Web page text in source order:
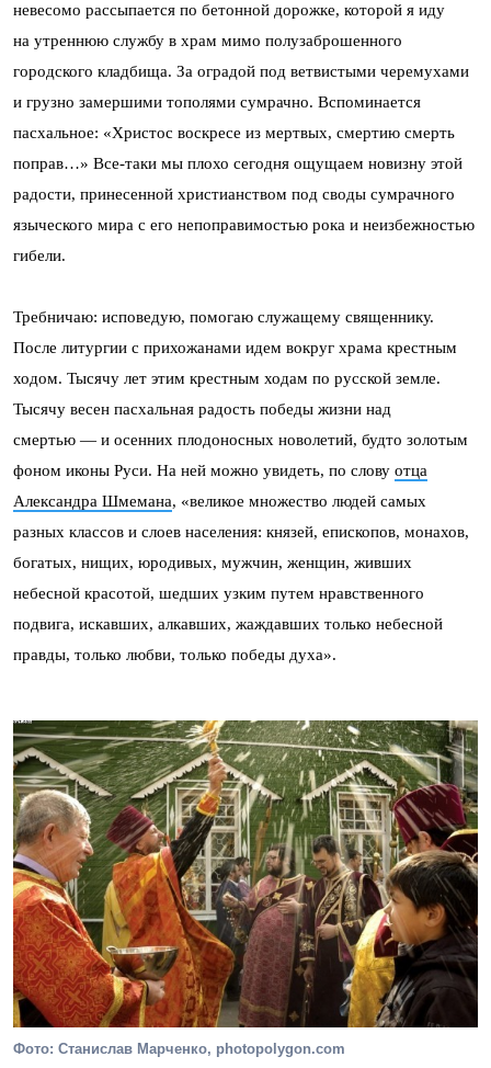
невесомо рассыпается по бетонной дорожке, которой я иду
на утреннюю службу в храм мимо полузаброшенного
городского кладбища. За оградой под ветвистыми черемухами
и грузно замершими тополями сумрачно. Вспоминается
пасхальное: «Христос воскресе из мертвых, смертию смерть
поправ…» Все-таки мы плохо сегодня ощущаем новизну этой
радости, принесенной христианством под своды сумрачного
языческого мира с его непоправимостью рока и неизбежностью
гибели.
Требничаю: исповедую, помогаю служащему священнику.
После литургии с прихожанами идем вокруг храма крестным
ходом. Тысячу лет этим крестным ходам по русской земле.
Тысячу весен пасхальная радость победы жизни над
смертью — и осенних плодоносных новолетий, будто золотым
фоном иконы Руси. На ней можно увидеть, по слову отца
Александра Шмемана, «великое множество людей самых
разных классов и слоев населения: князей, епископов, монахов,
богатых, нищих, юродивых, мужчин, женщин, живших
небесной красотой, шедших узким путем нравственного
подвига, искавших, алкавших, жаждавших только небесной
правды, только любви, только победы духа».
Фото: Станислав Марченко, photopolygon.com